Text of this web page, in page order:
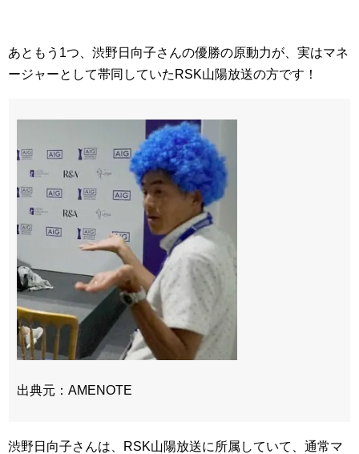
あともう1つ、渋野日向子さんの優勝の原動力が、実はマネ
ージャーとして帯同していたRSK山陽放送の方です！
出典元：AMENOTE
渋野日向子さんは、RSK山陽放送に所属していて、通常マ